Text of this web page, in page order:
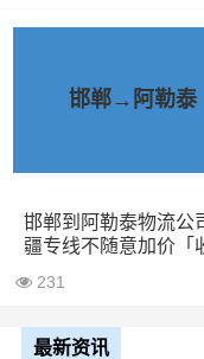
中丢失或损坏你的
出现延误，导致你的
3、服务质量差：不
等；
邯郸→阿勒泰
邯郸到阿勒泰物流公
疆专线不随意加价「
231
最新资讯